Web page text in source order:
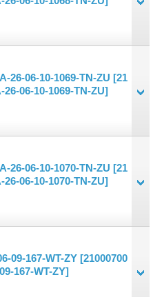
26-06-10-1069-TN-ZU [21
26-06-10-1069-TN-ZU]
26-06-10-1070-TN-ZU [21
26-06-10-1070-TN-ZU]
09-167-WT-ZY [21000700
167-WT-ZY]